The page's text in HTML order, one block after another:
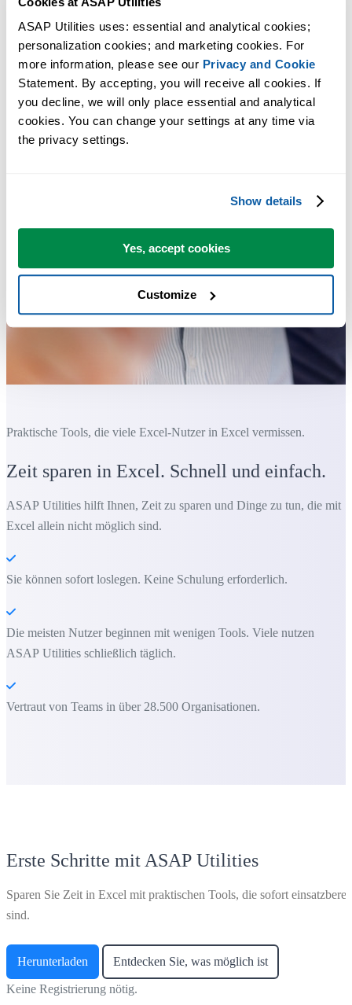
ASAP Utilities uses: essential and analytical cookies;
personalization cookies; and marketing cookies. For
more information, please see our Privacy and Cookie
Statement. By accepting, you will receive all cookies. If
you decline, we will only place essential and analytical
cookies. You can change your settings at any time via
the privacy settings.
Show details
Yes, accept cookies
Customize
Praktische Tools, die viele Excel-Nutzer in Excel vermissen.
Zeit sparen in Excel. Schnell und einfach.
ASAP Utilities hilft Ihnen, Zeit zu sparen und Dinge zu tun, die mit
Excel allein nicht möglich sind.
Sie können sofort loslegen. Keine Schulung erforderlich.
Die meisten Nutzer beginnen mit wenigen Tools. Viele nutzen
ASAP Utilities schließlich täglich.
Vertraut von Teams in über 28.500 Organisationen.
Erste Schritte mit ASAP Utilities
Sparen Sie Zeit in Excel mit praktischen Tools, die sofort einsatzbereit
sind.
Herunterladen Entdecken Sie, was möglich ist
Keine Registrierung nötig.